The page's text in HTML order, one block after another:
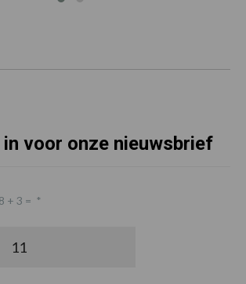
voor onze nieuwsbrief
8 + 3 = *